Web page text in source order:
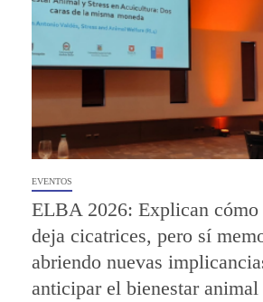
EVENTOS
ELBA 2026: Explican cómo
deja cicatrices, pero sí
abriendo nuevas
anticipar el bienestar animal